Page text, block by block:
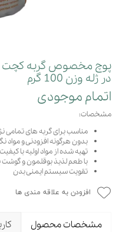
پوچ مخصوص گربه کچت
در ژله وزن 100 گرم
اتمام موجودی
مشخصات:
مناسب برای گربه های تمامی
بدون هرگونه افزودنی و مواد
تهیه شده از مواد اولیه با
با طعم لذیذ بوقلمون و گوشت
تقویت سیستم ایمنی بدن
افزودن به علاقه مندی ها
مشخصات محصول